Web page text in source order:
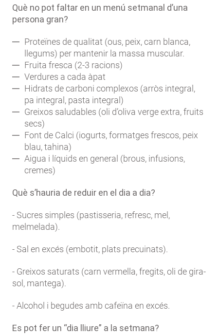
Què no pot faltar en un menú setmanal d’una
persona gran?
Proteïnes de qualitat (ous, peix, carn blanca,
llegums) per mantenir la massa muscular.
Fruita fresca (2-3 racions)
Verdures a cada àpat
Hidrats de carboni complexos (arròs integral,
pa integral, pasta integral)
Greixos saludables (oli d’oliva verge extra, fruits
secs)
Font de Calci (iogurts, formatges frescos, peix
blau, tahina)
Aigua i líquids en general (brous, infusions,
cremes)
Què s’hauria de reduir en el dia a dia?
- Sucres simples (pastisseria, refresc, mel,
melmelada).
- Sal en excés (embotit, plats precuinats).
- Greixos saturats (carn vermella, fregits, oli de gira-
sol, mantega).
- Alcohol i begudes amb cafeïna en excés.
Es pot fer un “dia lliure” a la setmana?